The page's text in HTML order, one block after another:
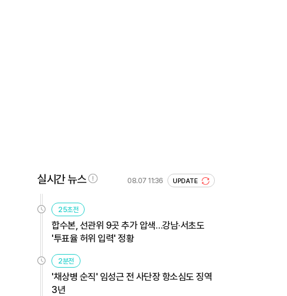
실시간 뉴스 08.07 11:36 UPDATE
25초전
합수본, 선관위 9곳 추가 압색…강남·서초도
'투표율 허위 입력' 정황
2분전
'채상병 순직' 임성근 전 사단장 항소심도 징역
3년